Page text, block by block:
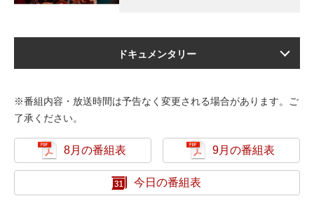
ドキュメンタリー
※番組内容・放送時間は予告なく変更される場合があります。ご
了承ください。
8月の番組表 9月の番組表
今日の番組表